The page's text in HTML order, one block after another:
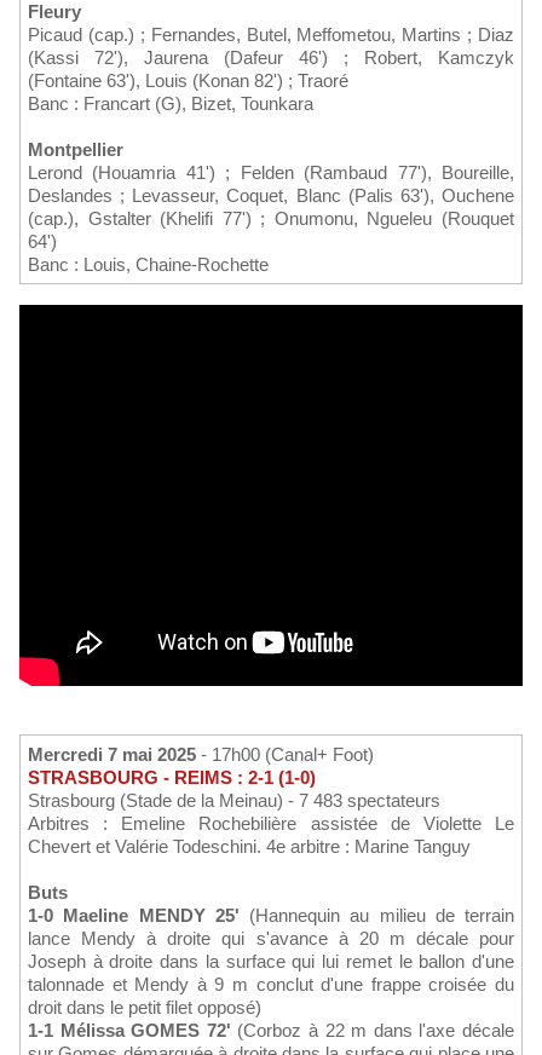
Fleury
Picaud (cap.) ; Fernandes, Butel, Meffometou, Martins ; Diaz
(Kassi 72'), Jaurena (Dafeur 46') ; Robert, Kamczyk
(Fontaine 63'), Louis (Konan 82') ; Traoré
Banc : Francart (G), Bizet, Tounkara
Montpellier
Lerond (Houamria 41') ; Felden (Rambaud 77'), Boureille,
Deslandes ; Levasseur, Coquet, Blanc (Palis 63'), Ouchene
(cap.), Gstalter (Khelifi 77') ; Onumonu, Ngueleu (Rouquet
64')
Banc : Louis, Chaine-Rochette
Mercredi 7 mai 2025 - 17h00 (Canal+ Foot)
STRASBOURG - REIMS : 2-1 (1-0)
Strasbourg (Stade de la Meinau) - 7 483 spectateurs
Arbitres : Emeline Rochebilière assistée de Violette Le
Chevert et Valérie Todeschini. 4e arbitre : Marine Tanguy
Buts
1-0 Maeline MENDY 25' (Hannequin au milieu de terrain
lance Mendy à droite qui s'avance à 20 m décale pour
Joseph à droite dans la surface qui lui remet le ballon d'une
talonnade et Mendy à 9 m conclut d'une frappe croisée du
droit dans le petit filet opposé)
1-1 Mélissa GOMES 72' (Corboz à 22 m dans l'axe décale